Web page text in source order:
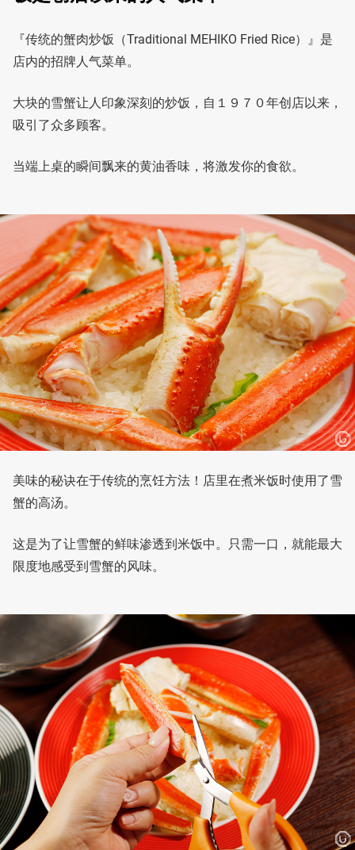
『传统的蟹肉炒饭（Traditional MEHIKO Fried Rice）』是
店内的招牌人气菜单。
大块的雪蟹让人印象深刻的炒饭，自１９７０年创店以来，
吸引了众多顾客。
当端上桌的瞬间飘来的黄油香味，将激发你的食欲。
美味的秘诀在于传统的烹饪方法！店里在煮米饭时使用了雪
蟹的高汤。
这是为了让雪蟹的鲜味渗透到米饭中。只需一口，就能最大
限度地感受到雪蟹的风味。